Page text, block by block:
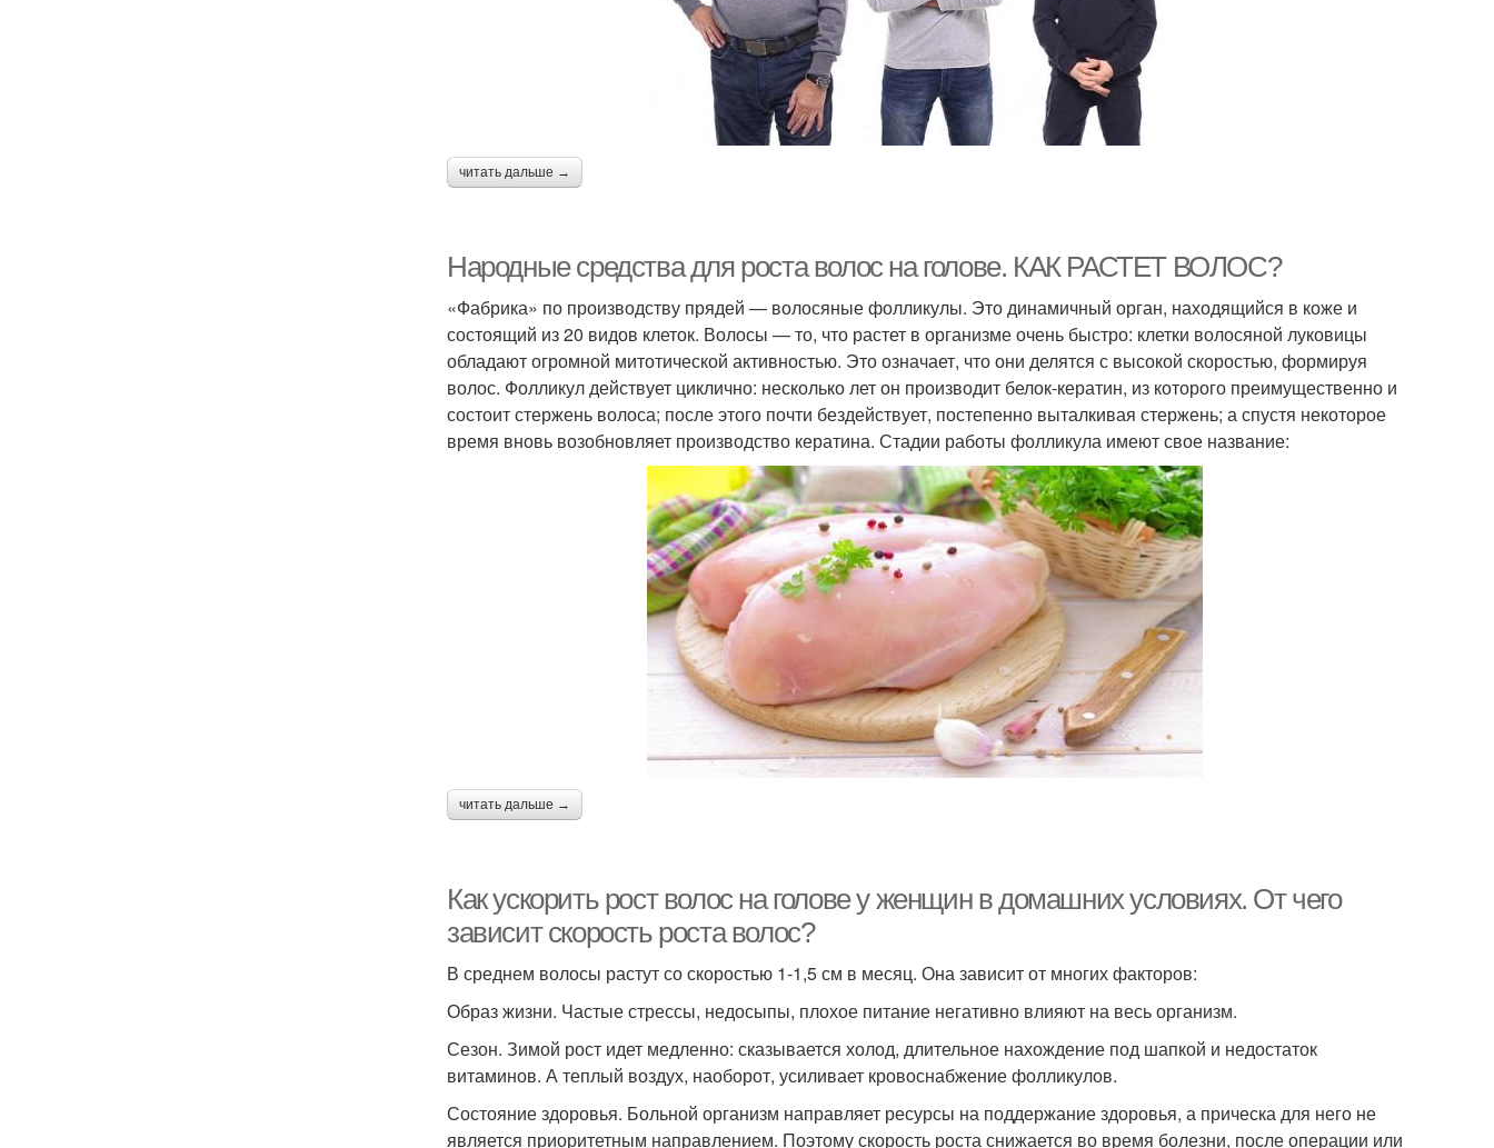
читать дальше →
Народные средства для роста волос на голове. КАК РАСТЕТ ВОЛОС?
«Фабрика» по производству прядей — волосяные фолликулы. Это динамичный орган, находящийся в коже и
состоящий из 20 видов клеток. Волосы — то, что растет в организме очень быстро: клетки волосяной луковицы
обладают огромной митотической активностью. Это означает, что они делятся с высокой скоростью, формируя
волос. Фолликул действует циклично: несколько лет он производит белок-кератин, из которого преимущественно и
состоит стержень волоса; после этого почти бездействует, постепенно выталкивая стержень; а спустя некоторое
время вновь возобновляет производство кератина. Стадии работы фолликула имеют свое название:
читать дальше →
Как ускорить рост волос на голове у женщин в домашних условиях. От чего
зависит скорость роста волос?
В среднем волосы растут со скоростью 1-1,5 см в месяц. Она зависит от многих факторов:
Образ жизни. Частые стрессы, недосыпы, плохое питание негативно влияют на весь организм.
Сезон. Зимой рост идет медленно: сказывается холод, длительное нахождение под шапкой и недостаток
витаминов. А теплый воздух, наоборот, усиливает кровоснабжение фолликулов.
Состояние здоровья. Больной организм направляет ресурсы на поддержание здоровья, а прическа для него не
является приоритетным направлением. Поэтому скорость роста снижается во время болезни, после операции или